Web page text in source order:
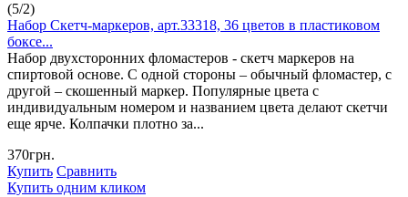
(5/2)
Набор Скетч-маркеров, арт.33318, 36 цветов в пластиковом
боксе...
Набор двухсторонних фломастеров - скетч маркеров на
спиртовой основе. С одной стороны – обычный фломастер, с
другой – скошенный маркер. Популярные цвета с
индивидуальным номером и названием цвета делают скетчи
еще ярче. Колпачки плотно за...
370грн.
Купить Сравнить
Купить одним кликом